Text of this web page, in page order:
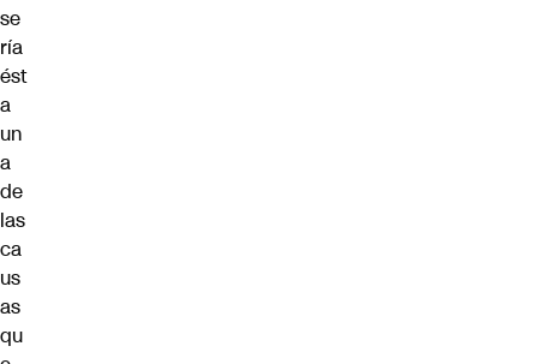
se
ría
ést
a
un
a
de
las
ca
us
as
qu